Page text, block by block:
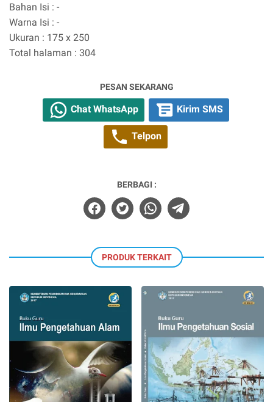
Bahan Isi : -
Warna Isi : -
Ukuran : 175 x 250
Total halaman : 304
PESAN SEKARANG
Chat WhatsApp Kirim SMS
Telpon
BERBAGI :
PRODUK TERKAIT